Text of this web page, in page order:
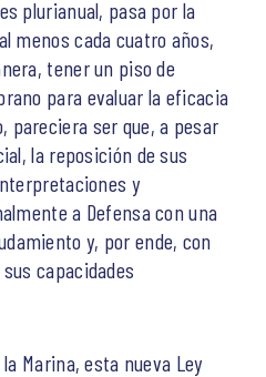
plurianual, pasa por la
menos cada cuatro años,
tener un piso de
para evaluar la eficacia
pareciera ser que, a pesar
la reposición de sus
y
a Defensa con una
y, por ende, con
capacidades
Marina, esta nueva Ley